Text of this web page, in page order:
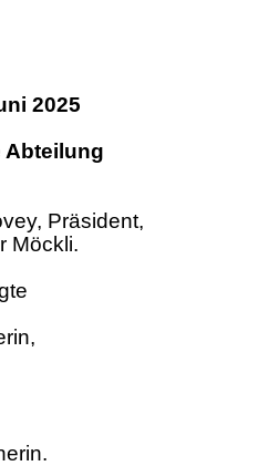
2025
Abteilung
Präsident,
Möckli.